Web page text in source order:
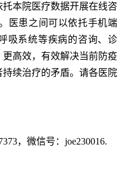
本院医疗数据开展在线咨
医患之间可以依托手机端
吸系统等疾病的咨询、诊
高效，有效解决当前防疫
续治疗的矛盾。请各医院
，微信号：joe230016.